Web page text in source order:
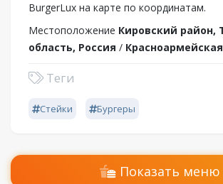
BurgerLux на карте по координатам.
Местоположение Кировский район,
область, Россия /
Теги
Стейки Бургеры
Показать меню